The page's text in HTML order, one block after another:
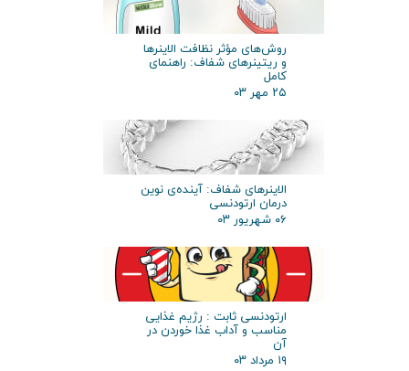
روش‌های مؤثر نظافت الاینرها
و ریتینرهای شفاف: راهنمای
کامل
۲۵ مهر ۰۳
الاینرهای شفاف: آینده‌ی نوین
درمان ارتودنسی
۰۶ شهریور ۰۳
ارتودنسی ثابت : رژیم غذایی
مناسب و آداب غذا خوردن در
آن
۱۹ مرداد ۰۳